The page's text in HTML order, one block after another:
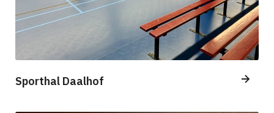
Sporthal Daalhof